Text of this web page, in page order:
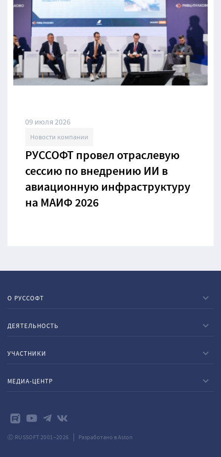
09 июля 2026
Новости компании
РУССОФТ провел отраслевую
сессию по внедрению ИИ в
авиационную инфраструктуру
на МАИФ 2026
О РУССОФТ
ДЕЯТЕЛЬНОСТЬ
УЧАСТНИКИ
МЕДИА-ЦЕНТР
Ⓒ RUSSOFT 2001–2026 Разработано в Aston